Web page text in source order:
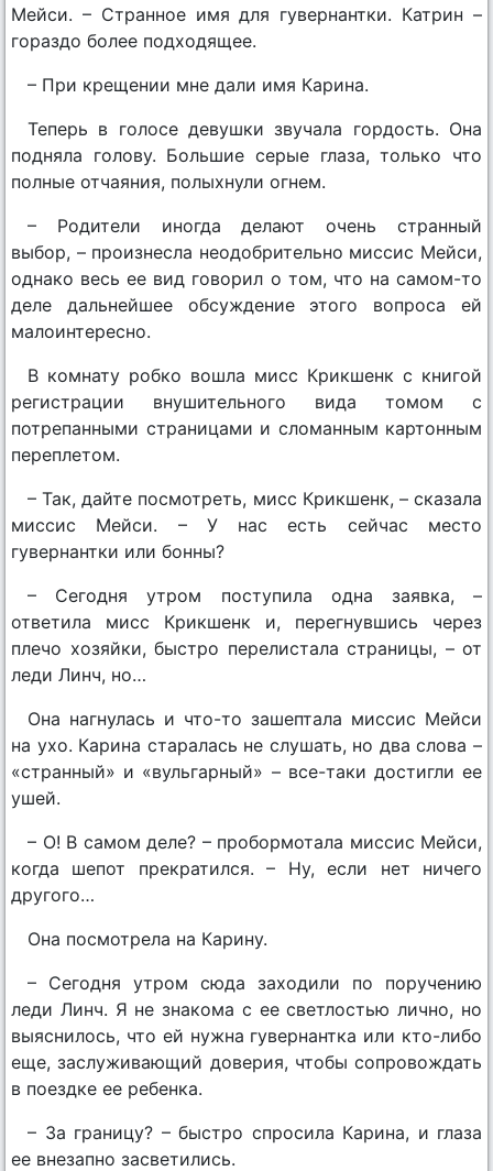
Мейси. – Странное имя для гувернантки. Катрин –
гораздо более подходящее.
– При крещении мне дали имя Карина.
Теперь в голосе девушки звучала гордость. Она
подняла голову. Большие серые глаза, только что
полные отчаяния, полыхнули огнем.
– Родители иногда делают очень странный
выбор, – произнесла неодобрительно миссис Мейси,
однако весь ее вид говорил о том, что на самом-то
деле дальнейшее обсуждение этого вопроса ей
малоинтересно.
В комнату робко вошла мисс Крикшенк с книгой
регистрации внушительного вида томом с
потрепанными страницами и сломанным картонным
переплетом.
– Так, дайте посмотреть, мисс Крикшенк, – сказала
миссис Мейси. – У нас есть сейчас место
гувернантки или бонны?
– Сегодня утром поступила одна заявка, –
ответила мисс Крикшенк и, перегнувшись через
плечо хозяйки, быстро перелистала страницы, – от
леди Линч, но…
Она нагнулась и что-то зашептала миссис Мейси
на ухо. Карина старалась не слушать, но два слова –
«странный» и «вульгарный» – все-таки достигли ее
ушей.
– О! В самом деле? – пробормотала миссис Мейси,
когда шепот прекратился. – Ну, если нет ничего
другого…
Она посмотрела на Карину.
– Сегодня утром сюда заходили по поручению
леди Линч. Я не знакома с ее светлостью лично, но
выяснилось, что ей нужна гувернантка или кто-либо
еще, заслуживающий доверия, чтобы сопровождать
в поездке ее ребенка.
– За границу? – быстро спросила Карина, и глаза
ее внезапно засветились.